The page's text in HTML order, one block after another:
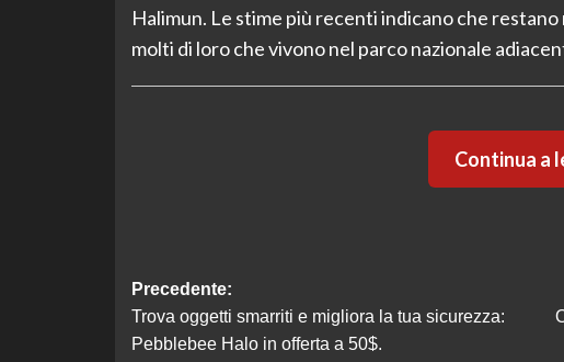
Halimun. Le stime più recenti indicano che
molti di loro che vivono nel parco nazionale
Continua a
Navigazione
articolo
Precedente:
Trova oggetti smarriti e migliora la tua sicurezza:
Pebblebee Halo in offerta a 50$.